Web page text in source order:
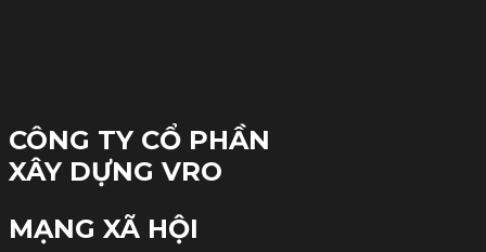
CÔNG TY CỔ PHẦN
XÂY DỰNG VRO
MẠNG XÃ HỘI